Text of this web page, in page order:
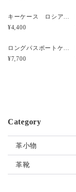
キーケース ロシアンカーフ調レザー (2色展開)
¥4,400
ロングパスポートケース (2色展開)
¥7,700
Category
革小物
財布類
革靴